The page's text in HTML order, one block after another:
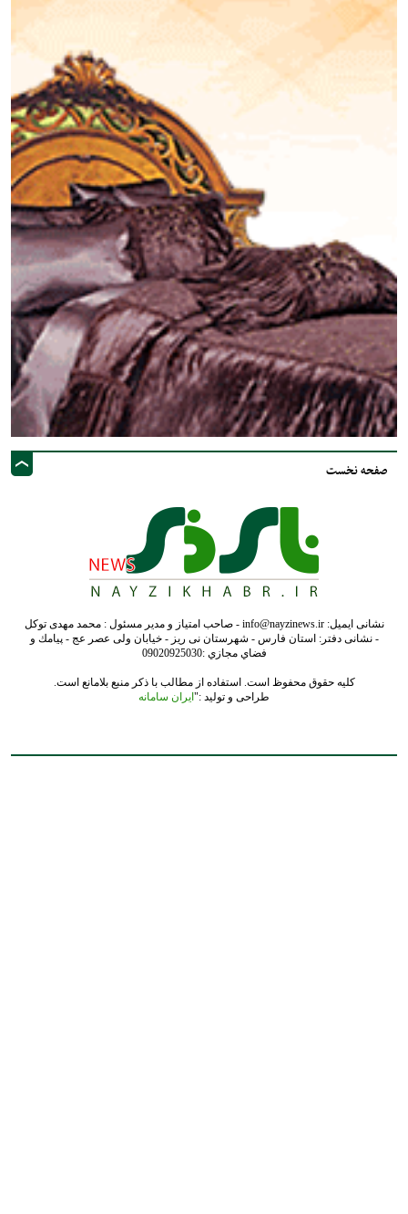
صفحه نخست
نشانی ایمیل: info@nayzinews.ir - صاحب امتیاز و مدیر مسئول : محمد مهدی توکل
- نشانی دفتر: استان فارس - شهرستان نی ریز - خیابان ولی عصر عج - پيامك و
فضاي مجازي :09020925030
کلیه حقوق محفوظ است. استفاده از مطالب با ذکر منبع بلامانع است.
طراحی و تولید :"ایران سامانه